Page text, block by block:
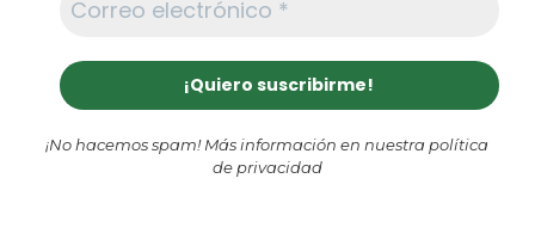
¡No hacemos spam! Más información en nuestra política
de privacidad